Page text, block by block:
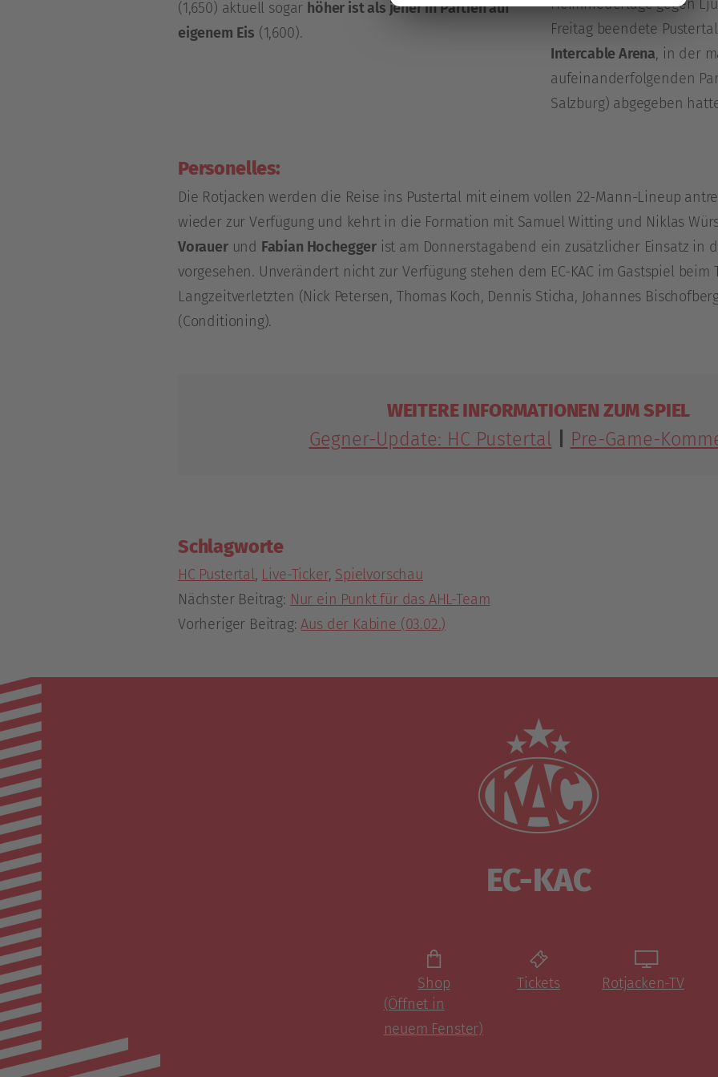
(1,650) aktuell sogar höher ist als jener in Partien auf
eigenem Eis (1,600).
Heimniederlage gegen
Freitag beendete
Intercable Arena, in der
aufeinanderfolgenden
Salzburg) abgegeben
Personelles:
Die Rotjacken werden die Reise ins Pustertal mit einem vollen 22-Mann-Lineup
wieder zur Verfügung und kehrt in die Formation mit Samuel Witting und Niklas
Vorauerund Fabian Hocheggerist am Donnerstagabend ein zusätzlicher Einsatz in
vorgesehen. Unverändert nicht zur Verfügung stehen dem EC-KAC im Gastspiel
Langzeitverletzten (Nick Petersen, Thomas Koch, Dennis Sticha, Johannes
(Conditioning).
WEITERE INFORMATIONEN ZUM SPIEL
Gegner-Update: HC Pustertal
Pre-Game-
Schlagworte
HC Pustertal, Live-Ticker, Spielvorschau
Nächster Beitrag: Nur ein Punkt für das AHL-Team
Vorheriger Beitrag:Aus der Kabine (03.02.)
EC-KAC
Shop
(Öffnet in
neuem Fenster)
Tickets Rotjacken-TV